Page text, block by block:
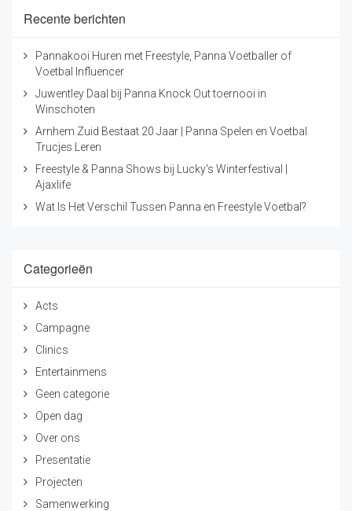
Recente berichten
Pannakooi Huren met Freestyle, Panna Voetballer of
Voetbal Influencer
Juwentley Daal bij Panna Knock Out toernooi in
Winschoten
Arnhem Zuid Bestaat 20 Jaar | Panna Spelen en Voetbal
Trucjes Leren
Freestyle & Panna Shows bij Lucky's Winterfestival |
Ajaxlife
Wat Is Het Verschil Tussen Panna en Freestyle Voetbal?
Categorieën
Acts
Campagne
Clinics
Entertainmens
Geen categorie
Open dag
Over ons
Presentatie
Projecten
Samenwerking